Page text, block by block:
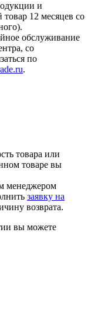
и
12 месяцев со
обслуживание
со
по
.
товара или
товаре вы
менеджером
заявку на
возврата.
вы можете